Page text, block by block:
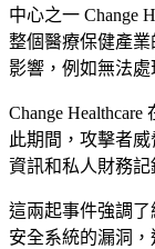
中心之一 Change
整個醫療保健產
影響，例如無法
Change
此期間，攻擊者
資訊和私人財務記
這兩起事件強調
安全系統的漏洞